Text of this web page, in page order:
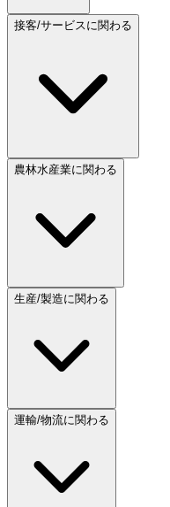
接客/サービスに関わる
農林水産業に関わる
生産/製造に関わる
運輸/物流に関わる